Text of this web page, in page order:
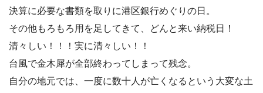
決算に必要な書類を取りに港区銀行めぐりの日。
その他もろもろ用を足してきて、どんと来い納税日！
清々しい！！！実に清々しい！！
台風で金木犀が全部終わってしまって残念。
自分の地元では、一度に数十人が亡くなるという大変な土